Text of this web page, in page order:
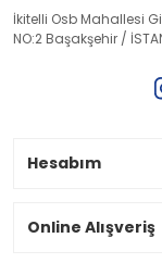
İkitelli Osb Mahallesi
NO:2 Başakşehir /
Hesabım
Online Alışveriş